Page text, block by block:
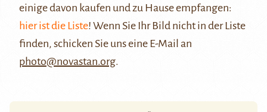
einige davon kaufen und zu Hause empfangen:
hier ist die Liste! Wenn Sie Ihr Bild nicht in der Liste
finden, schicken Sie uns eine E-Mail an
photo@novastan.org.